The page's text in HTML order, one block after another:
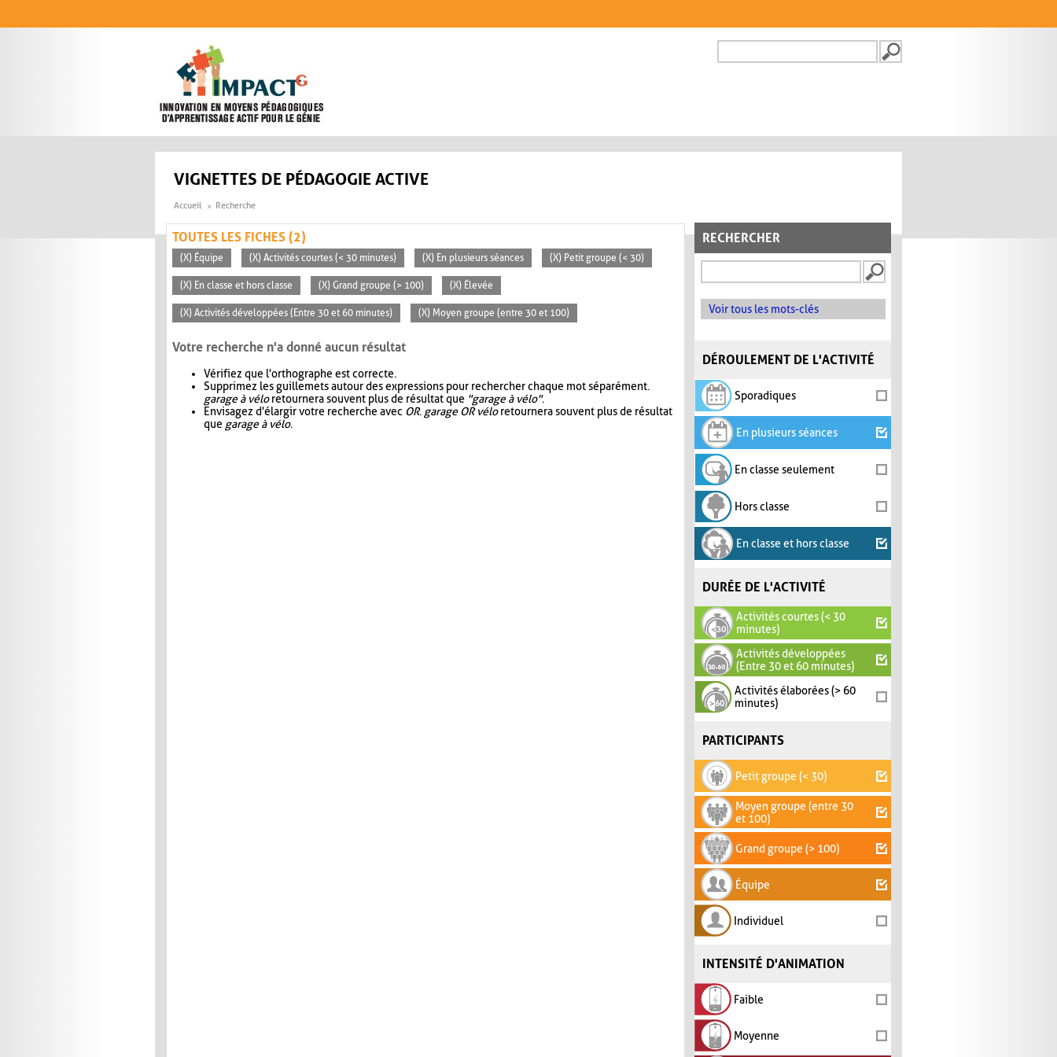
FORMULAIRE DE
VIGNETTES DE PÉDAGOGIE ACTIVE
Accueil Recherche
RECHERCHER
Voir tous les mots-clés
DÉROULEMENT DE L'ACTIVITÉ
Sporadiques
En plusieurs séances
En classe seulement
Hors classe
En classe et hors classe
DURÉE DE L'ACTIVITÉ
Activités courtes (< 30
minutes)
Activités développées
(Entre 30 et 60 minutes)
Activités élaborées (> 60
minutes)
PARTICIPANTS
Petit groupe (< 30)
Moyen groupe (entre 30
et 100)
Grand groupe (> 100)
Équipe
Individuel
INTENSITÉ D'ANIMATION
Faible
Moyenne
TOUTES LES FICHES (2)
(X) Équipe (X) Activités courtes (< 30 minutes) (X) En plusieurs séances (X) Petit groupe (< 30)
(X) En classe et hors classe (X) Grand groupe (> 100) (X) Élevée
(X) Activités développées (Entre 30 et 60 minutes) (X) Moyen groupe (entre 30 et 100)
Votre recherche n'a donné aucun résultat
Vérifiez que l'orthographe est correcte.
Supprimez les guillemets autour des expressions pour rechercher chaque mot séparément.
garage à véloretournera souvent plus de résultat que "garage à vélo".
Envisagez d'élargir votre recherche avec OR. garage OR véloretournera souvent plus de résultat
que garage à vélo.